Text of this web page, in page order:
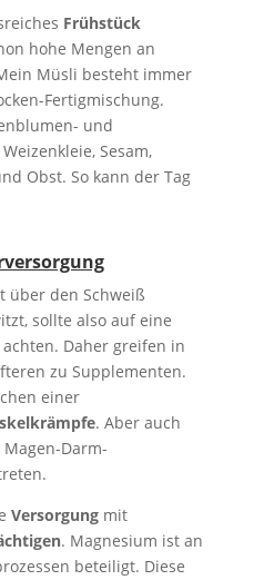
Frühstück
hohe Mengen an
Müsli besteht immer
Fertigmischung.
und
Sesam,
Obst. So kann der Tag
über den Schweiß
sollte also auf eine
Daher greifen in
zu Supplementen.
einer
. Aber auch
Darm-
Versorgungmit
. Magnesium ist an
beteiligt. Diese